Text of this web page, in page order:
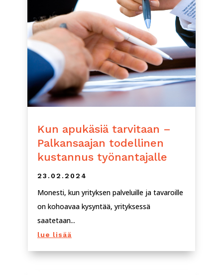
Kun apukäsiä tarvitaan –
Palkansaajan todellinen
kustannus työnantajalle
23.02.2024
Monesti, kun yrityksen palveluille ja tavaroille
on kohoavaa kysyntää, yrityksessä
saatetaan...
lue lisää